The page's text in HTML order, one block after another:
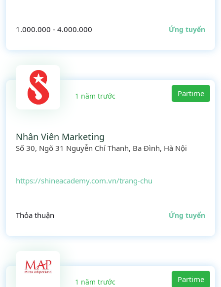
1.000.000 - 4.000.000 Ứng tuyển
1 năm trước Partime
Nhân Viên Marketing
Số 30, Ngõ 31 Nguyễn Chí Thanh, Ba Đình, Hà Nội
https://shineacademy.com.vn/trang-chu
Thỏa thuận Ứng tuyển
1 năm trước Partime